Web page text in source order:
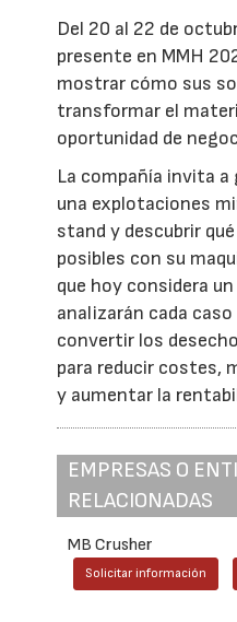
Del 20 al 22 de
presente en MMH
mostrar cómo sus
transformar el
oportunidad de
La compañía invita
una explotaciones
stand y descubrir
posibles con su
que hoy considera
analizarán cada
convertir los
para reducir costes,
y aumentar la
EMPRESAS O
RELACIONADAS
MB Crusher
Solicitar información